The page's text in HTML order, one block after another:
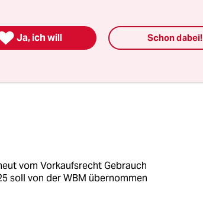
ebenfalls genehmigt werden.
vom Vorkaufsrecht Gebrauch
soll von der WBM übernommen
Ja, ich will Schon dabei!